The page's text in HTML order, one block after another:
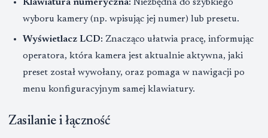
Klawiatura numeryczna: Niezbędna do szybkiego
wyboru kamery (np. wpisując jej numer) lub presetu.
Wyświetlacz LCD: Znacząco ułatwia pracę, informując
operatora, która kamera jest aktualnie aktywna, jaki
preset został wywołany, oraz pomaga w nawigacji po
menu konfiguracyjnym samej klawiatury.
Zasilanie i łączność